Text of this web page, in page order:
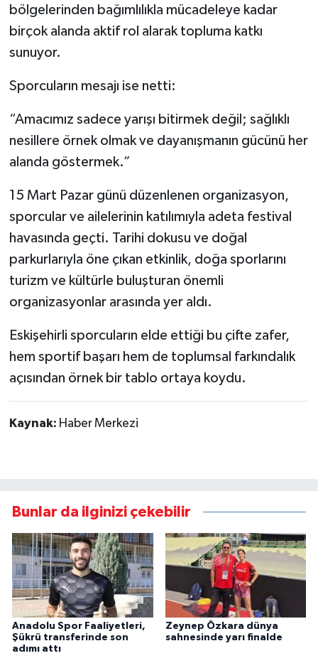
bölgelerinden bağımlılıkla mücadeleye kadar
birçok alanda aktif rol alarak topluma katkı
sunuyor.
Sporcuların mesajı ise netti:
“Amacımız sadece yarışı bitirmek değil; sağlıklı
nesillere örnek olmak ve dayanışmanın gücünü her
alanda göstermek.”
15 Mart Pazar günü düzenlenen organizasyon,
sporcular ve ailelerinin katılımıyla adeta festival
havasında geçti. Tarihi dokusu ve doğal
parkurlarıyla öne çıkan etkinlik, doğa sporlarını
turizm ve kültürle buluşturan önemli
organizasyonlar arasında yer aldı.
Eskişehirli sporcuların elde ettiği bu çifte zafer,
hem sportif başarı hem de toplumsal farkındalık
açısından örnek bir tablo ortaya koydu.
Kaynak: Haber Merkezi
Bunlar da ilginizi çekebilir
Anadolu Spor Faaliyetleri,
Şükrü transferinde son
adımı attı
Zeynep Özkara dünya
sahnesinde yarı finalde